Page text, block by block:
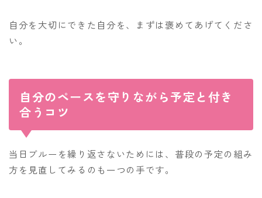
自分を大切にできた自分を、まずは褒めてあげてくださ
い。
自分のペースを守りながら予定と付き
合うコツ
当日ブルーを繰り返さないためには、普段の予定の組み
方を見直してみるのも一つの手です。